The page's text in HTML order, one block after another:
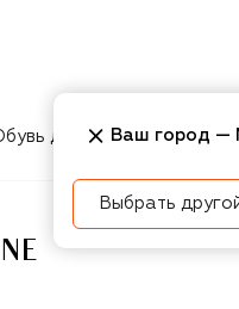
для мальчиков
Ваш город —
Выбрать